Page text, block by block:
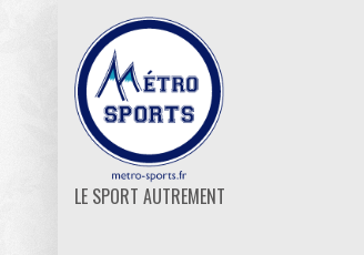
LE SPORT AUTREMENT